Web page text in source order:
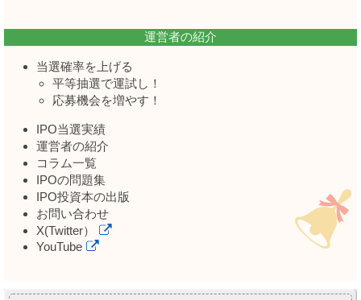
運営者の紹介
当選確率を上げる
平等抽選で運試し！
応募機会を増やす！
IPO当選実績
運営者の紹介
コラム一覧
IPOの問題集
IPO投資本の出版
お問い合わせ
X(Twitter）
YouTube